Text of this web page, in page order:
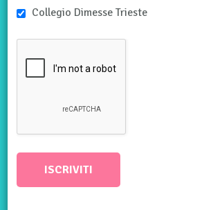
Collegio Dimesse Trieste